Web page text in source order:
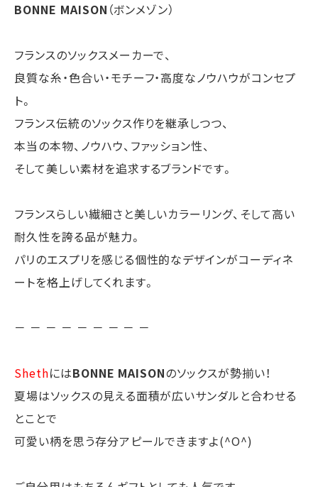
BONNE MAISON （ボンメゾン）
フランスのソックスメーカーで、
良質な糸・色合い・モチーフ・高度なノウハウがコンセプ
ト。
フランス伝統のソックス作りを継承しつつ、
本当の本物、ノウハウ、ファッション性、
そして美しい素材を追求するブランドです。
フランスらしい繊細さと美しいカラーリング、そして高い
耐久性を誇る品が魅力。
パリのエスプリを感じる個性的なデザインがコーディネ
ートを格上げしてくれます。
－ － － － － － － － －
ShethにはBONNE MAISONのソックスが勢揃い！
夏場はソックスの見える面積が広いサンダルと合わせる
とことで
可愛い柄を思う存分アピールできますよ(^O^)